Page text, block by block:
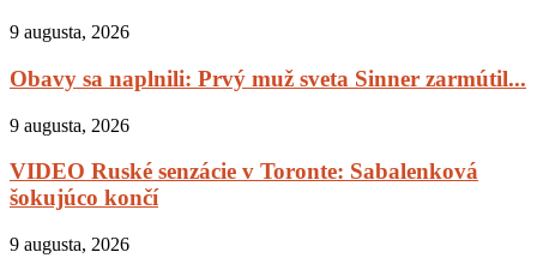
9 augusta, 2026
Obavy sa naplnili: Prvý muž sveta Sinner zarmútil...
9 augusta, 2026
VIDEO Ruské senzácie v Toronte: Sabalenková
šokujúco končí
9 augusta, 2026